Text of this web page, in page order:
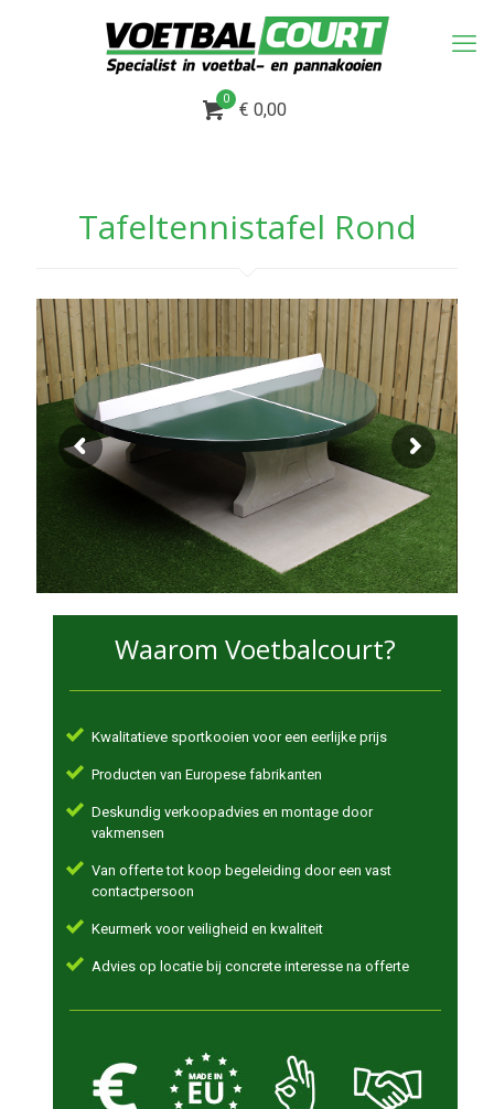
0
€ 0,00
Tafeltennistafel Rond
Waarom Voetbalcourt?
Kwalitatieve sportkooien voor een eerlijke prijs
Producten van Europese fabrikanten
Deskundig verkoopadvies en montage door
vakmensen
Van offerte tot koop begeleiding door een vast
contactpersoon
Keurmerk voor veiligheid en kwaliteit
Advies op locatie bij concrete interesse na offerte